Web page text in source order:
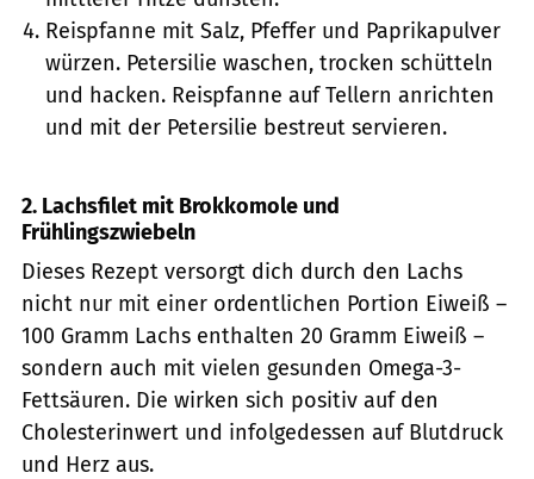
Reispfanne mit Salz, Pfeffer und Paprikapulver
würzen. Petersilie waschen, trocken schütteln
und hacken. Reispfanne auf Tellern anrichten
und mit der Petersilie bestreut servieren.
2. Lachsfilet mit Brokkomole und
Frühlingszwiebeln
Dieses Rezept versorgt dich durch den Lachs
nicht nur mit einer ordentlichen Portion Eiweiß –
100 Gramm Lachs enthalten 20 Gramm Eiweiß –
sondern auch mit vielen gesunden Omega-3-
Fettsäuren. Die wirken sich positiv auf den
Cholesterinwert und infolgedessen auf Blutdruck
und Herz aus.